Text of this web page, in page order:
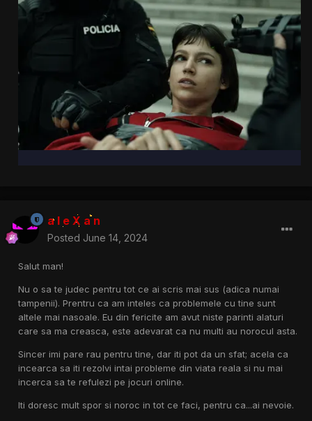
a l e X a n
Posted June 14, 2024
Salut man!
Nu o sa te judec pentru tot ce ai scris mai sus (adica numai
tampenii). Prentru ca am inteles ca problemele cu tine sunt
altele mai nasoale. Eu din fericite am avut niste parinti alaturi
care sa ma creasca, este adevarat ca nu multi au norocul asta.
Sincer imi pare rau pentru tine, dar iti pot da un sfat; acela ca
incearca sa iti rezolvi intai probleme din viata reala si nu mai
incerca sa te refulezi pe jocuri online.
Iti doresc mult spor si noroc in tot ce faci, pentru ca...ai nevoie.